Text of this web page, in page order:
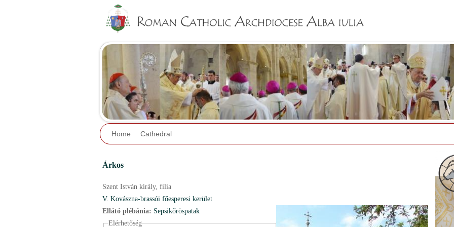
Home Cathedral
Árkos
Szent István király, filia
V. Kovászna-brassói főesperesi kerület
Ellátó plébánia: Sepsikőröspatak
Elérhetőség